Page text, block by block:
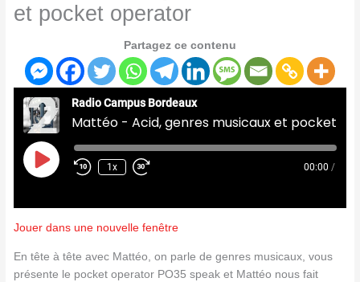
et pocket operator
Partagez ce contenu
Radio Campus Bordeaux
Play
Episode
1x 00:00 /
Jouer dans une nouvelle fenêtre
En tête à tête avec Mattéo, on parle de genres musicaux, vous
présente le pocket operator PO35 speak et Mattéo nous fait